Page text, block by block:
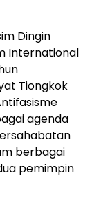
Dingin
International
Tiongkok
agenda
berbagai
pemimpin